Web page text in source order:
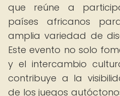
que reúne a
países africanos
amplia variedad de
Este evento no solo
y el intercambio
contribuye a la
de los juegos